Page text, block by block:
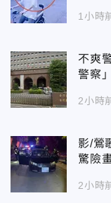
1小時
不爽
警察
2小時
影/鶯
驚險
2小時